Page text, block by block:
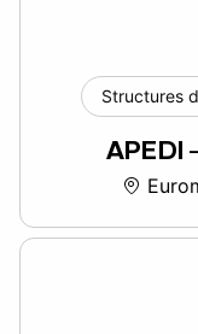
Structures
APEDI